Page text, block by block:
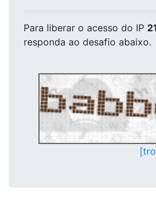
Para liberar o acesso do IP
responda ao desafio abaixo.